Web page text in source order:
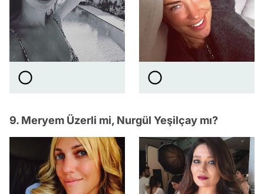
9. Meryem Üzerli mi, Nurgül Yeşilçay mı?